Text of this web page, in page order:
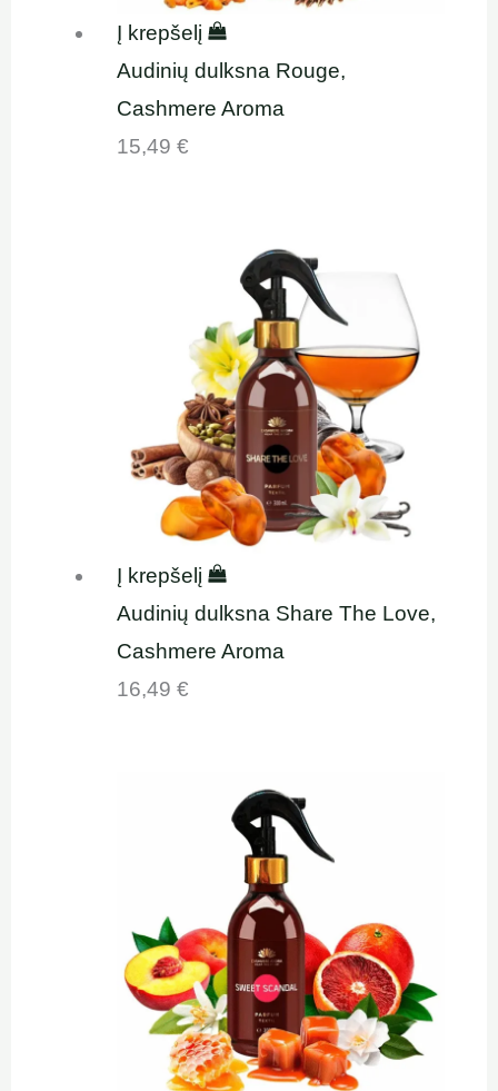
Į krepšelį
Audinių dulksna Rouge,
Cashmere Aroma
15,49€
Į krepšelį
Audinių dulksna Share The Love,
Cashmere Aroma
16,49€